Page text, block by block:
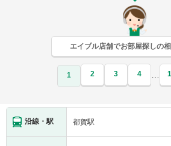
エイブル店舗でお部屋探しの
1 2 3 4 …
沿線・駅 都賀駅